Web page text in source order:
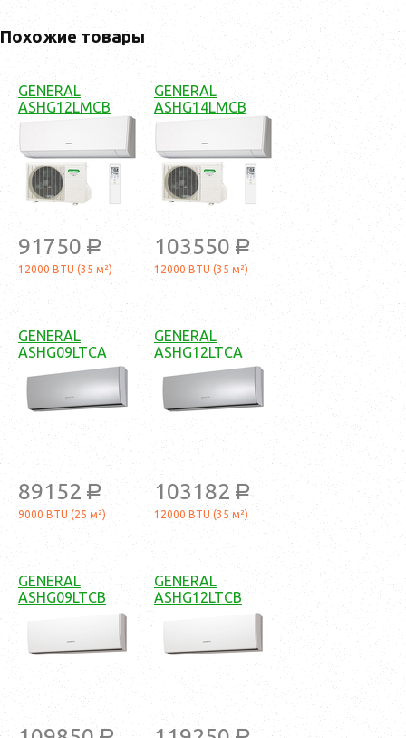
Похожие товары
GENERAL
ASHG12LMCB
91750 a
12000 BTU (35 м²)
GENERAL
ASHG14LMCB
103550 a
12000 BTU (35 м²)
GENERAL
ASHG09LTCA
89152 a
9000 BTU (25 м²)
GENERAL
ASHG12LTCA
103182 a
12000 BTU (35 м²)
GENERAL
ASHG09LTCB
GENERAL
ASHG12LTCB